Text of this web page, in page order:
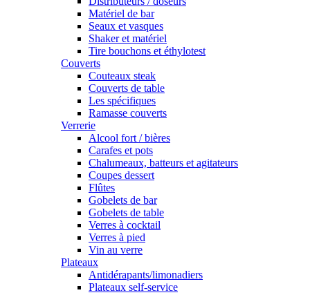
Matériel de bar
Seaux et vasques
Shaker et matériel
Tire bouchons et éthylotest
Couverts
Couteaux steak
Couverts de table
Les spécifiques
Ramasse couverts
Verrerie
Alcool fort / bières
Carafes et pots
Chalumeaux, batteurs et agitateurs
Coupes dessert
Flûtes
Gobelets de bar
Gobelets de table
Verres à cocktail
Verres à pied
Vin au verre
Plateaux
Antidérapants/limonadiers
Plateaux self-service